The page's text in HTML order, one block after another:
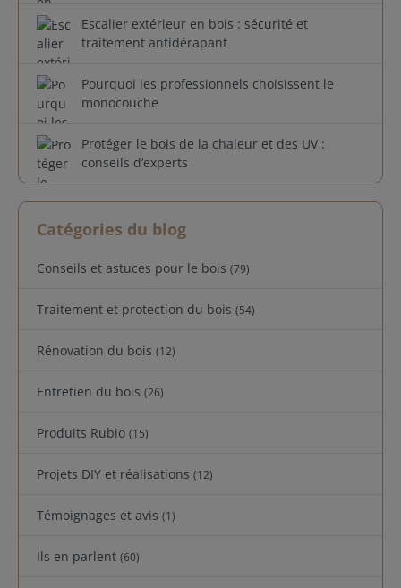
Escalier extérieur en bois : sécurité et
traitement antidérapant
Pourquoi les professionnels choisissent le
monocouche
Protéger le bois de la chaleur et des UV :
conseils d’experts
Catégories du blog
Conseils et astuces pour le bois (79)
Traitement et protection du bois (54)
Rénovation du bois (12)
Entretien du bois (26)
Produits Rubio (15)
Projets DIY et réalisations (12)
Témoignages et avis (1)
Ils en parlent (60)